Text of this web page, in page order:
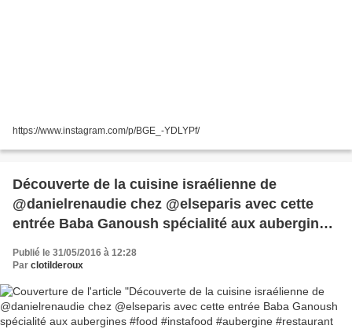
https://www.instagram.com/p/BGE_-YDLYPf/
Découverte de la cuisine israélienne de
@danielrenaudie chez @elseparis avec cette
entrée Baba Ganoush spécialité aux aubergines
#food #instafood #aubergine #restaurant
#bonneadresse #paris1er @Else
Publié le 31/05/2016 à 12:28
Par clotilderoux